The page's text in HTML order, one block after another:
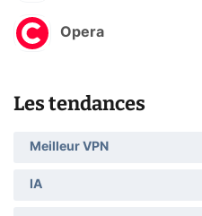
Opera
Les tendances
Meilleur VPN
IA